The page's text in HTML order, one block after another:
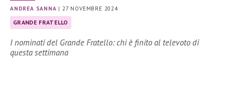
ANDREA SANNA |27 NOVEMBRE 2024
GRANDE FRATELLO
I nominati del Grande Fratello: chi è finito al televoto di
questa settimana